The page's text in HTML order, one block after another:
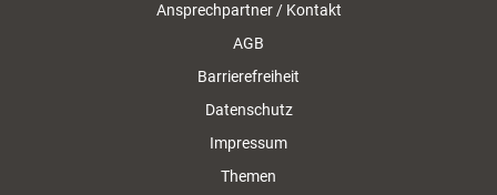
Ansprechpartner / Kontakt
AGB
Barrierefreiheit
Datenschutz
Impressum
Themen